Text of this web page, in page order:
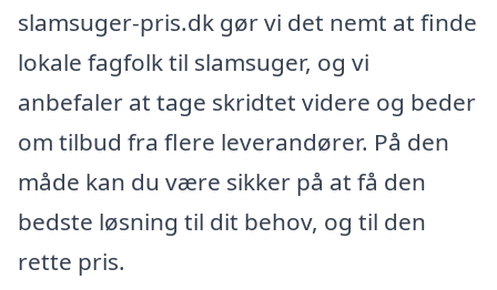
slamsuger-pris.dk gør vi det nemt at finde
lokale fagfolk til slamsuger, og vi
anbefaler at tage skridtet videre og beder
om tilbud fra flere leverandører. På den
måde kan du være sikker på at få den
bedste løsning til dit behov, og til den
rette pris.